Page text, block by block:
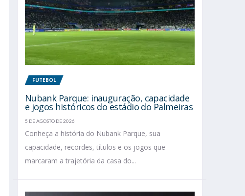
FUTEBOL
Nubank Parque: inauguração, capacidade
e jogos históricos do estádio do Palmeiras
5 DE AGOSTO DE 2026
Conheça a história do Nubank Parque, sua
capacidade, recordes, títulos e os jogos que
marcaram a trajetória da casa do...